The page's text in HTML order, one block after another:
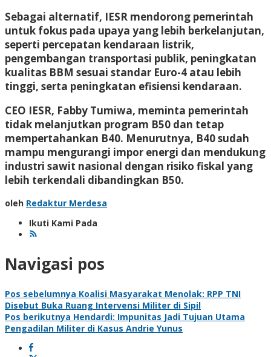
Sebagai alternatif, IESR mendorong pemerintah
untuk fokus pada upaya yang lebih berkelanjutan,
seperti percepatan kendaraan listrik,
pengembangan transportasi publik, peningkatan
kualitas BBM sesuai standar Euro-4 atau lebih
tinggi, serta peningkatan efisiensi kendaraan.
CEO IESR, Fabby Tumiwa, meminta pemerintah
tidak melanjutkan program B50 dan tetap
mempertahankan B40. Menurutnya, B40 sudah
mampu mengurangi impor energi dan mendukung
industri sawit nasional dengan risiko fiskal yang
lebih terkendali dibandingkan B50.
oleh Redaktur Merdesa
Ikuti Kami Pada
Navigasi pos
Pos sebelumnya Koalisi Masyarakat Menolak: RPP TNI
Disebut Buka Ruang Intervensi Militer di Sipil
Pos berikutnya Hendardi: Impunitas Jadi Tujuan Utama
Pengadilan Militer di Kasus Andrie Yunus